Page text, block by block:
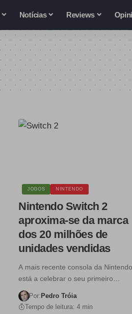
Notícias Reviews
JOGOS NINTENDO
Nintendo Switch 2
aproxima-se da marca
dos 20 milhões de
unidades vendidas
A mais recente consola da Nintendo
está a celebrar o seu primeiro…
Por: Pedro Tróia
Tempo de leitura: 4 min